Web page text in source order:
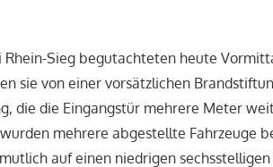
Sieg begutachteten heute
sie von einer vorsätzlichen
die die Eingangstür mehrere Meter
mehrere abgestellte Fahrzeuge
auf einen niedrigen